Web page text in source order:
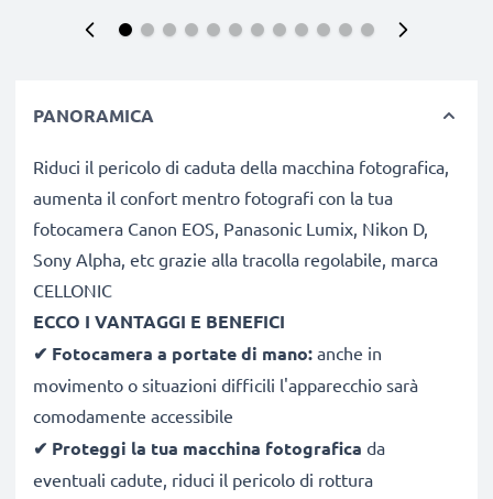
PANORAMICA
Riduci il pericolo di caduta della macchina fotografica,
aumenta il confort mentro fotografi con la tua
fotocamera Canon EOS, Panasonic Lumix, Nikon D,
Sony Alpha, etc grazie alla tracolla regolabile, marca
CELLONIC
ECCO I VANTAGGI E BENEFICI
✔ Fotocamera a portate di mano: anche in
movimento o situazioni difficili l'apparecchio sarà
comodamente accessibile
✔ Proteggi la tua macchina fotografica da
eventuali cadute, riduci il pericolo di rottura